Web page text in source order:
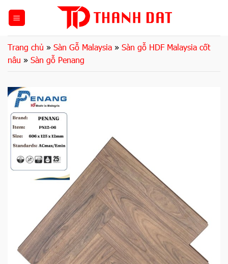
dungTrang chủ » Sàn Gỗ Malaysia » Sàn gỗ HDF Malaysia cốt
nâu » Sàn gỗ Penang